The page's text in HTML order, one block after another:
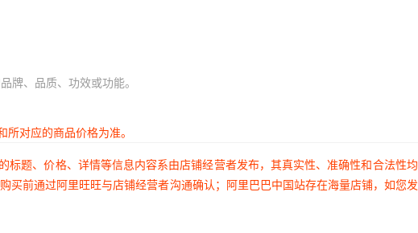
牌、品质、功效或功能。
对应的商品价格为准。
题、价格、详情等信息内容系由店铺经营者发布，其真实性、准确性和合法性
前通过阿里旺旺与店铺经营者沟通确认；阿里巴巴中国站存在海量店铺，如您